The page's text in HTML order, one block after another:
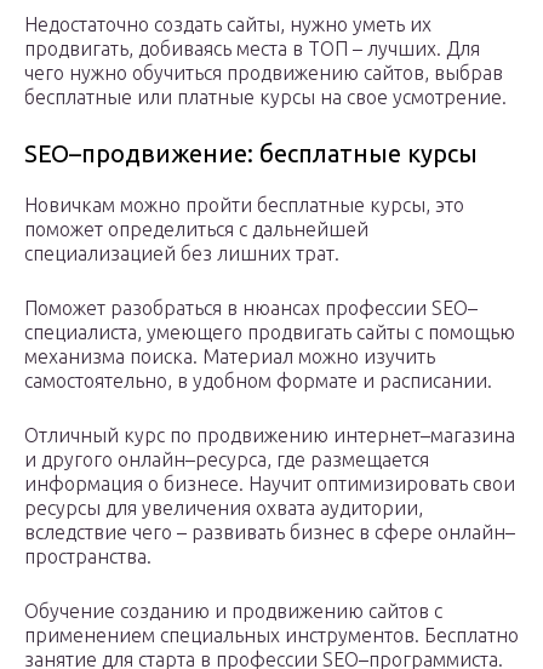
Недостаточно создать сайты, нужно уметь их
продвигать, добиваясь места в ТОП – лучших. Для
чего нужно обучиться продвижению сайтов, выбрав
бесплатные или платные курсы на свое усмотрение.
SEO–продвижение: бесплатные курсы
Новичкам можно пройти бесплатные курсы, это
поможет определиться с дальнейшей
специализацией без лишних трат.
Поможет разобраться в нюансах профессии SEO–
специалиста, умеющего продвигать сайты с помощью
механизма поиска. Материал можно изучить
самостоятельно, в удобном формате и расписании.
Отличный курс по продвижению интернет–магазина
и другого онлайн–ресурса, где размещается
информация о бизнесе. Научит оптимизировать свои
ресурсы для увеличения охвата аудитории,
вследствие чего – развивать бизнес в сфере онлайн–
пространства.
Обучение созданию и продвижению сайтов с
применением специальных инструментов. Бесплатно
занятие для старта в профессии SEO–программиста.